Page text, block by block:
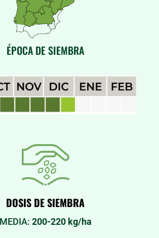
ÉPOCA DE SIEMBRA
DOSIS DE SIEMBRA
MEDIA: 200-220 kg/ha